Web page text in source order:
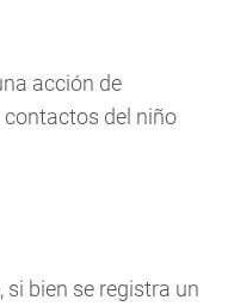
acción de
del niño
si bien se registra un